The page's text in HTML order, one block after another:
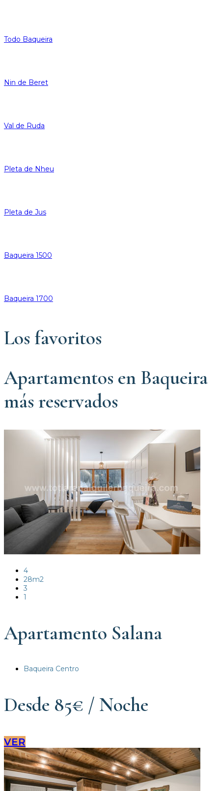
Todo Baqueira
Nin de Beret
Val de Ruda
Pleta de Nheu
Pleta de Jus
Baqueira 1500
Baqueira 1700
Los favoritos
Apartamentos en Baqueira
más reservados
4
28m2
3
1
Apartamento Salana
Baqueira Centro
Desde 85€ / Noche
VER